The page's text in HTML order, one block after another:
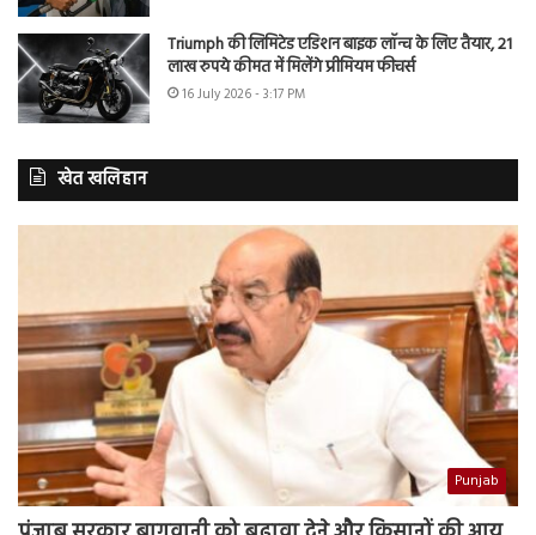
Triumph की लिमिटेड एडिशन बाइक लॉन्च के लिए तैयार, 21
लाख रुपये कीमत में मिलेंगे प्रीमियम फीचर्स
16 July 2026 - 3:17 PM
खेत खलिहान
Punjab